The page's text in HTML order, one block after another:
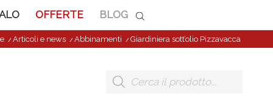
OFFERTE BLOG
/ Articoli e news / Abbinamenti / Giardiniera sott’olio Pizzavacca